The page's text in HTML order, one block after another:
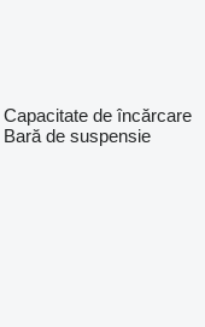
Capacitate de încărcare
Bară de suspensie